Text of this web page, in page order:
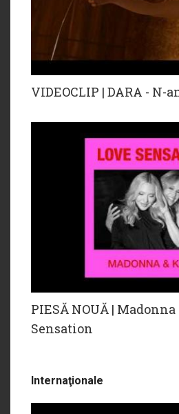
VIDEOCLIP | DARA - N-
PIESĂ NOUĂ |
Sensation
Internaţionale